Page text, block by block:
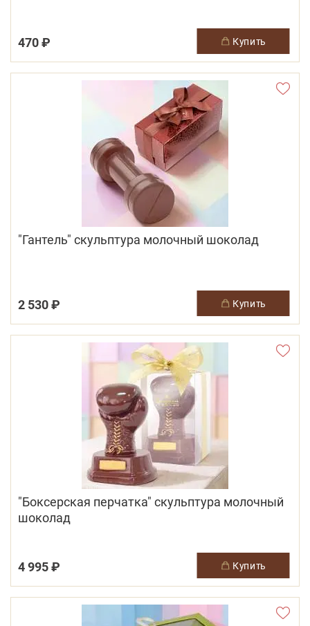
470 ₽ купить
"Гантель" скульптура молочный шоколад
2 530 ₽ купить
"Боксерская перчатка" скульптура молочный
шоколад
4 995 ₽ купить